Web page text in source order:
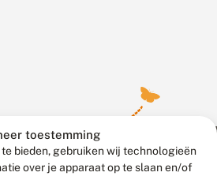
toestemming
bieden, gebruiken wij technologieën
over je apparaat op te slaan en/of